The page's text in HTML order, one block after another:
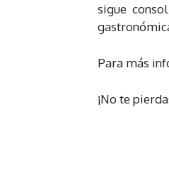
sigue
Para más
¡No te